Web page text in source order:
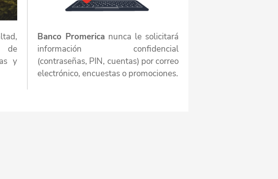
de
y
Banco Promerica nunca le solicitará
información confidencial
(contraseñas, PIN, cuentas) por correo
electrónico, encuestas o promociones.